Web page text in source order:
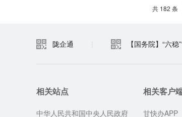
共 182 条
陇企通 【国务院】“六
相关站点
中华人民共和国中央人民政府
相关客户
甘快办APP